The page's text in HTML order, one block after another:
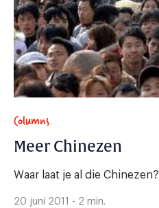
Columns
Meer Chinezen
Waar laat je al die Chinezen?
20 juni 2011 - 2 min.